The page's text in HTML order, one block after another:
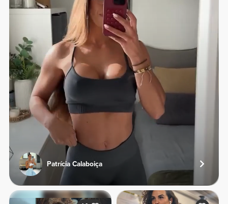
Patrícia Calaboiça